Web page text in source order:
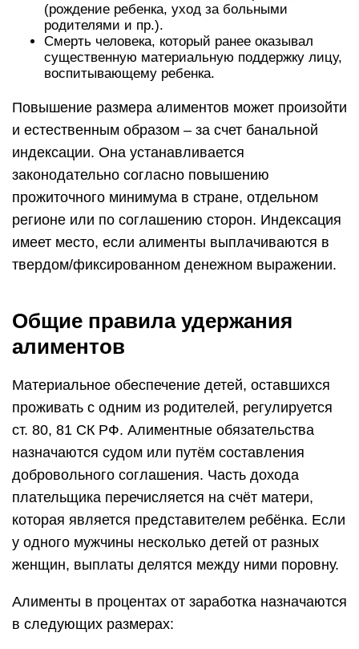
(рождение ребенка, уход за больными
родителями и пр.).
Смерть человека, который ранее оказывал
существенную материальную поддержку лицу,
воспитывающему ребенка.
Повышение размера алиментов может произойти
и естественным образом – за счет банальной
индексации. Она устанавливается
законодательно согласно повышению
прожиточного минимума в стране, отдельном
регионе или по соглашению сторон. Индексация
имеет место, если алименты выплачиваются в
твердом/фиксированном денежном выражении.
Общие правила удержания
алиментов
Материальное обеспечение детей, оставшихся
проживать с одним из родителей, регулируется
ст. 80, 81 СК РФ. Алиментные обязательства
назначаются судом или путём составления
добровольного соглашения. Часть дохода
плательщика перечисляется на счёт матери,
которая является представителем ребёнка. Если
у одного мужчины несколько детей от разных
женщин, выплаты делятся между ними поровну.
Алименты в процентах от заработка назначаются
в следующих размерах: